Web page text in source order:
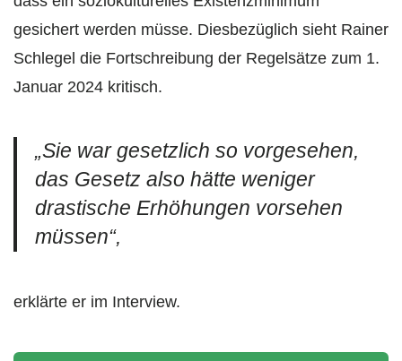
gesichert werden müsse. Diesbezüglich sieht Rainer
Schlegel die Fortschreibung der Regelsätze zum 1.
Januar 2024 kritisch.
„Sie war gesetzlich so vorgesehen,
das Gesetz also hätte weniger
drastische Erhöhungen vorsehen
müssen“,
erklärte er im Interview.